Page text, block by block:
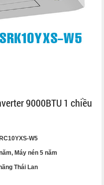
9000BTU 1 chiều
W5
Máy nén 5 năm
Thái Lan